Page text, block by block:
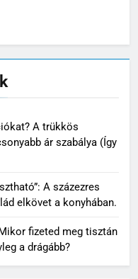
A trükkös
ár szabálya (Így
A százezres
elkövet a konyhában.
fizeted meg tisztán
a drágább?